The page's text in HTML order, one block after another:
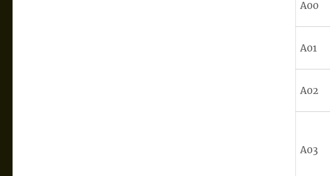
A00
A01
A02
A03